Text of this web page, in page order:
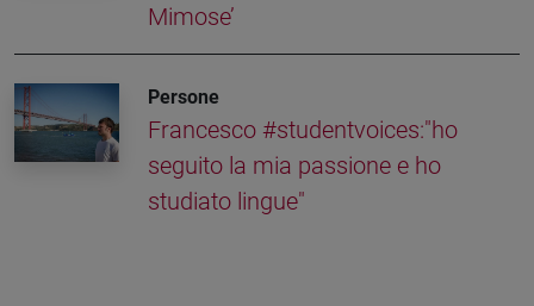
Mimose’
Persone
Francesco #studentvoices:"ho
seguito la mia passione e ho
studiato lingue"